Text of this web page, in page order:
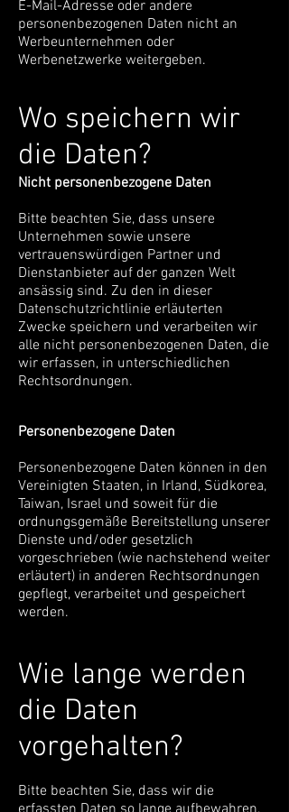
E-Mail-Adresse oder andere
personenbezogenen Daten nicht an
Werbeunternehmen oder
Werbenetzwerke weitergeben.
Wo speichern wir
die Daten?
Nicht personenbezogene Daten
Bitte beachten Sie, dass unsere
Unternehmen sowie unsere
vertrauenswürdigen Partner und
Dienstanbieter auf der ganzen Welt
ansässig sind. Zu den in dieser
Datenschutzrichtlinie erläuterten
Zwecke speichern und verarbeiten wir
alle nicht personenbezogenen Daten, die
wir erfassen, in unterschiedlichen
Rechtsordnungen.
Personenbezogene Daten
Personenbezogene Daten können in den
Vereinigten Staaten, in Irland, Südkorea,
Taiwan, Israel und soweit für die
ordnungsgemäße Bereitstellung unserer
Dienste und/oder gesetzlich
vorgeschrieben (wie nachstehend weiter
erläutert) in anderen Rechtsordnungen
gepflegt, verarbeitet und gespeichert
werden.
Wie lange werden
die Daten
vorgehalten?
Bitte beachten Sie, dass wir die